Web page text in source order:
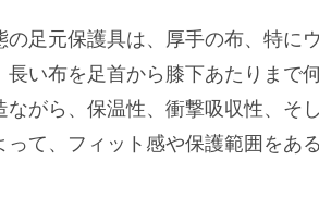
足元保護具は、厚手の布、特に
い布を足首から膝下あたりまで
がら、保温性、衝撃吸収性、そ
て、フィット感や保護範囲をあ